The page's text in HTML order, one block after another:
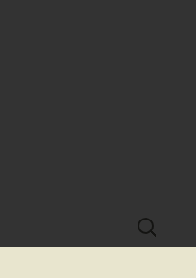
Rechercher